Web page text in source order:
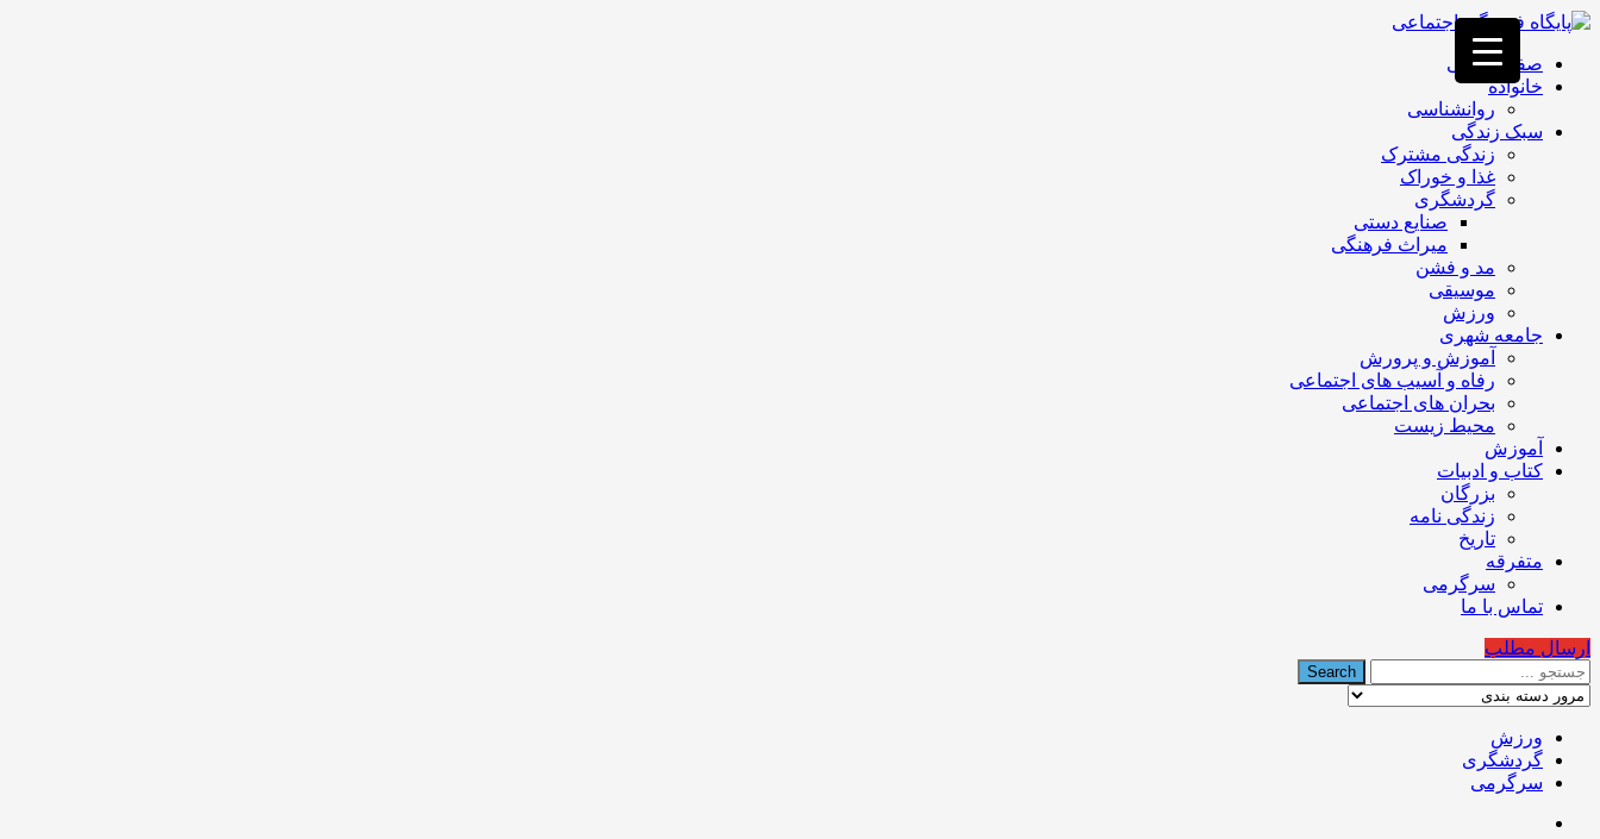
فصد
غرب
تهران
خشکشویی
تصفیه
تهران
صفحه اصلی
خانواده
روانشناسی
سبک زندگی
زندگی مشترک
غذا و خوراک
گردشگری
صنایع دستی
میراث فرهنگی
مد و فشن
موسیقی
ورزش
جامعه شهری
آموزش و پرورش
رفاه و آسیب های اجتماعی
بحران های اجتماعی
محیط زیست
آموزش
کتاب و ادبیات
بزرگان
زندگی نامه
تاریخ
متفرقه
سرگرمی
تماس با ما
ارسال مطلب
ورزش
گردشگری
سرگرمی